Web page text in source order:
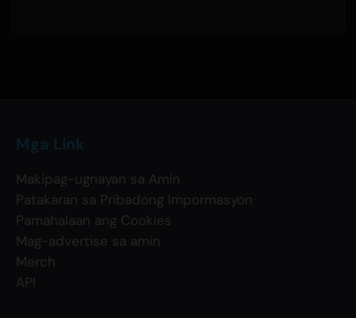
Mga Link
Makipag-ugnayan sa Amin
Patakaran sa Pribadong Impormasyon
Pamahalaan ang Cookies
Mag-advertise sa amin
Merch
API